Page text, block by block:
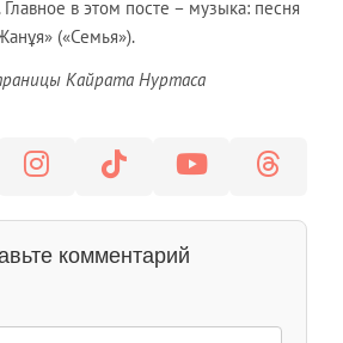
в этом посте – музыка: песня
(«Семья»).
Кайрата Нуртаса
комментарий